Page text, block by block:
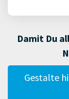
Damit Du
Gestalte